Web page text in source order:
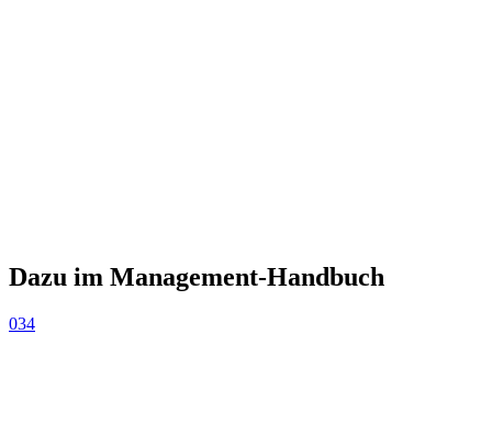
Dazu im Management-Handbuch
034